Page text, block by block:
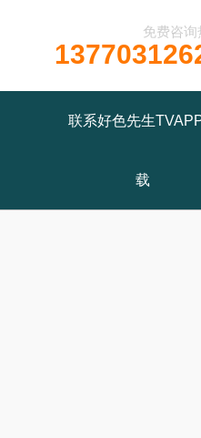
免费咨询
联系好色先生
载